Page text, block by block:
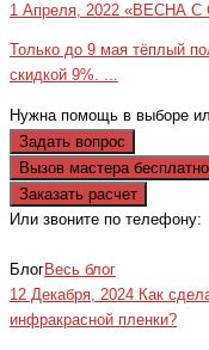
1 Апреля, 2022 «ВЕСНА С
Только до 9 мая тёплый
скидкой 9%. ...
Нужна помощь в выборе
Задать вопрос
Вызов мастера бесплатно
Заказать расчет
Или звоните по телефону:
БлогВесь блог
12 Декабря, 2024 Как
инфракрасной пленки?